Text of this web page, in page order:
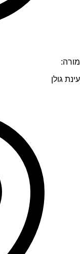
מורה:
עינת גולן